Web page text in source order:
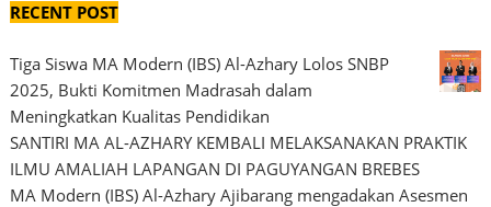
RECENT POST
Tiga Siswa MA Modern (IBS) Al-Azhary Lolos SNBP
2025, Bukti Komitmen Madrasah dalam
Meningkatkan Kualitas Pendidikan
SANTIRI MA AL-AZHARY KEMBALI MELAKSANAKAN PRAKTIK
ILMU AMALIAH LAPANGAN DI PAGUYANGAN BREBES
MA Modern (IBS) Al-Azhary Ajibarang mengadakan Asesmen